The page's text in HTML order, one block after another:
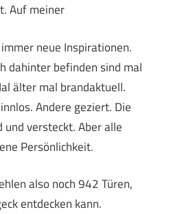
Auf meiner
neue Inspirationen.
dahinter befinden sind mal
älter mal brandaktuell.
Andere geziert. Die
versteckt. Aber alle
Persönlichkeit.
also noch 942 Türen,
entdecken kann.